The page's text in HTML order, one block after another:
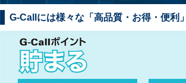
G-Callには様々な「高品質・お得・便利